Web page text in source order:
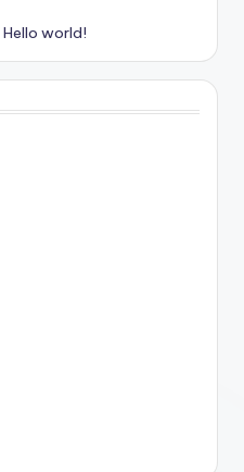
Hello world!